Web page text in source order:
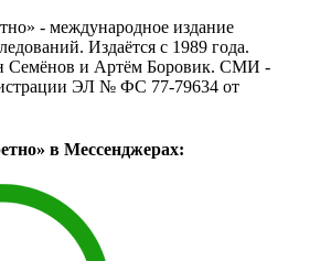
- международное издание
Издаётся с 1989 года.
Семёнов и Артём Боровик. CМИ -
ЭЛ № ФС 77-79634 от
в Мессенджерах: